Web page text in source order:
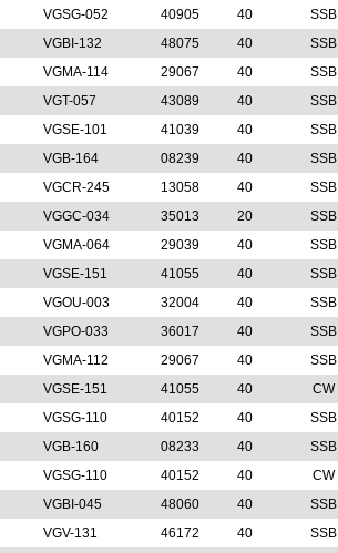
VGSG-052 40905 40 SSB
VGBI-132 48075 40 SSB
VGMA-114 29067 40 SSB
VGT-057 43089 40 SSB
VGSE-101 41039 40 SSB
VGB-164 08239 40 SSB
VGCR-245 13058 40 SSB
VGGC-034 35013 20 SSB
VGMA-064 29039 40 SSB
VGSE-151 41055 40 SSB
VGOU-003 32004 40 SSB
VGPO-033 36017 40 SSB
VGMA-112 29067 40 SSB
VGSE-151 41055 40 CW
VGSG-110 40152 40 SSB
VGB-160 08233 40 SSB
VGSG-110 40152 40 CW
VGBI-045 48060 40 SSB
VGV-131 46172 40 SSB